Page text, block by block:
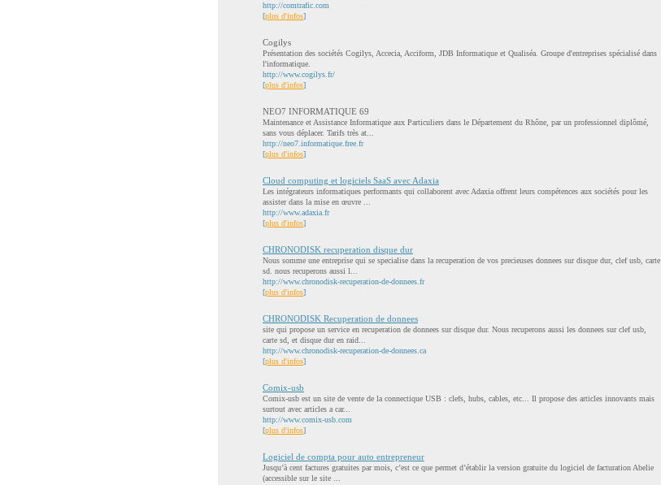
http://comtrafic.com
[plus d'infos]
Cogilys
Présentation des sociétés Cogilys, Accecia, Acciform, JDB Informatique et Qualiséa. Groupe d'entreprises spécialisé dans
l'informatique.
http://www.cogilys.fr/
[plus d'infos]
NEO7 INFORMATIQUE 69
Maintenance et Assistance Informatique aux Particuliers dans le Département du Rhône, par un professionnel diplômé,
sans vous déplacer. Tarifs très at...
http://neo7.informatique.free.fr
[plus d'infos]
Cloud computing et logiciels SaaS avec Adaxia
Les intégrateurs informatiques performants qui collaborent avec Adaxia offrent leurs compétences aux sociétés pour les
assister dans la mise en œuvre ...
http://www.adaxia.fr
[plus d'infos]
CHRONODISK recuperation disque dur
Nous somme une entreprise qui se specialise dans la recuperation de vos precieuses donnees sur disque dur, clef usb, carte
sd. nous recuperons aussi l...
http://www.chronodisk-recuperation-de-donnees.fr
[plus d'infos]
CHRONODISK Recuperation de donnees
site qui propose un service en recuperation de donnees sur disque dur. Nous recuperons aussi les donnees sur clef usb,
carte sd, et disque dur en raid...
http://www.chronodisk-recuperation-de-donnees.ca
[plus d'infos]
Comix-usb
Comix-usb est un site de vente de la connectique USB : clefs, hubs, cables, etc... Il propose des articles innovants mais
surtout avec articles a car...
http://www.comix-usb.com
[plus d'infos]
Logiciel de compta pour auto entrepreneur
Jusqu’à cent factures gratuites par mois, c’est ce que permet d’établir la version gratuite du logiciel de facturation Abelie
(accessible sur le site ...